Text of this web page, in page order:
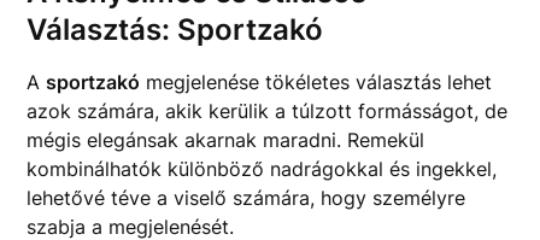
Választás: Sportzakó
Asportzakó megjelenése tökéletes választás lehet
azok számára, akik kerülik a túlzott formásságot, de
mégis elegánsak akarnak maradni. Remekül
kombinálhatók különböző nadrágokkal és ingekkel,
lehetővé téve a viselő számára, hogy személyre
szabja a megjelenését.